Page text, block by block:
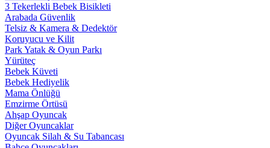
3 Tekerlekli Bebek Bisikleti
Arabada Güvenlik
Telsiz & Kamera & Dedektör
Koruyucu ve Kilit
Park Yatak & Oyun Parkı
Yürüteç
Bebek Küveti
Bebek Hediyelik
Mama Önlüğü
Emzirme Örtüsü
Ahşap Oyuncak
Diğer Oyuncaklar
Oyuncak Silah & Su Tabancası